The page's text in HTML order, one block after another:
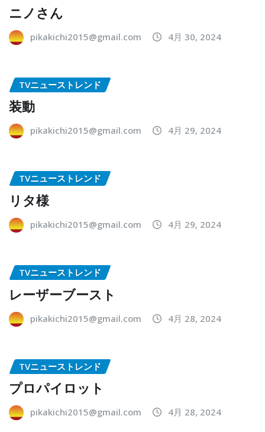
ニノさん
pikakichi2015@gmail.com 4月 30, 2024
TVニューストレンド
装動
pikakichi2015@gmail.com 4月 29, 2024
TVニューストレンド
リタ様
pikakichi2015@gmail.com 4月 29, 2024
TVニューストレンド
レーザーブースト
pikakichi2015@gmail.com 4月 28, 2024
TVニューストレンド
プロパイロット
pikakichi2015@gmail.com 4月 28, 2024